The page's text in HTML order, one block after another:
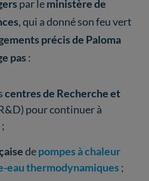
par leministère de
, qui a donné son feu vert
précis de Paloma
pas :
centres de Recherche et
pour continuer à
;
depompes à chaleur
eau thermodynamiques ;